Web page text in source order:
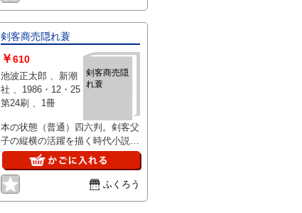
剣客商売隠れ蓑
剣客商売隠
れ蓑
￥610
池波正太郎 、新潮
社 、1986・12・25
第24刷 、1冊
本の状態（普通）四六判。剣客父
子の縦横の活躍を描く時代小説シ
リーズ
ふくろう